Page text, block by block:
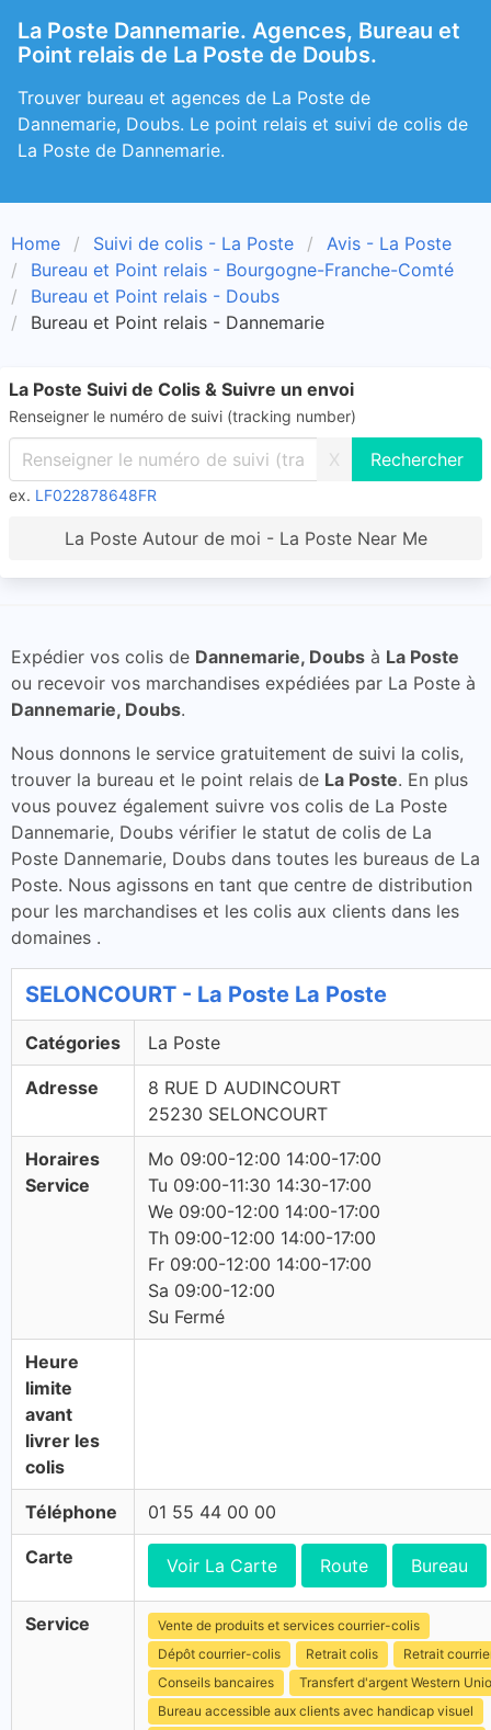
La Poste Dannemarie. Agences, Bureau et
Point relais de La Poste de Doubs.
Trouver bureau et agences de La Poste de
Dannemarie, Doubs. Le point relais et suivi de colis de
La Poste de Dannemarie.
Home Suivi de colis - La Poste
Avis - La Poste
Bureau et Point relais - Bourgogne-Franche-Comté
Bureau et Point relais - Doubs
Bureau et Point relais - Dannemarie
La Poste Suivi de Colis & Suivre un envoi
Renseigner le numéro de suivi (tracking number)
X
ex. LF022878648FR
La Poste Autour de moi - La Poste Near Me
Expédier vos colis de Dannemarie, Doubs à La Poste
ou recevoir vos marchandises expédiées par La Poste à
Dannemarie, Doubs.
Nous donnons le service gratuitement de suivi la colis,
trouver la bureau et le point relais de La Poste. En plus
vous pouvez également suivre vos colis de La Poste
Dannemarie, Doubs vérifier le statut de colis de La
Poste Dannemarie, Doubs dans toutes les bureaus de La
Poste. Nous agissons en tant que centre de distribution
pour les marchandises et les colis aux clients dans les
domaines .
SELONCOURT - La Poste La Poste
Catégories La Poste
Adresse
8 RUE D AUDINCOURT
25230 SELONCOURT
Horaires
Service
Mo 09:00-12:00 14:00-17:00
Tu 09:00-11:30 14:30-17:00
We 09:00-12:00 14:00-17:00
Th 09:00-12:00 14:00-17:00
Fr 09:00-12:00 14:00-17:00
Sa 09:00-12:00
Su Fermé
Heure
limite
avant
livrer les
colis
Téléphone 01 55 44 00 00
Carte Voir La Carte Route Bureau
Service
Vente de produits et services courrier-colis
Dépôt courrier-colis
Retrait colis
Retrait
Conseils bancaires
Transfert d'argent Western
Bureau accessible aux clients avec handicap visuel